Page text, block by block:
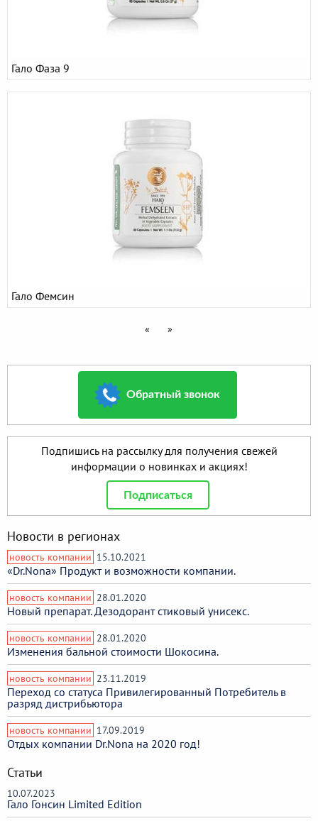
Гало Фаза 9
Гало Фемсин
« »
Обратный звонок
Подпишись на рассылку для получения свежей
информации о новинках и акциях!
Подписаться
Новости в регионах
новость компании 15.10.2021
«Dr.Nona» Продукт и возможности компании.
новость компании 28.01.2020
Новый препарат. Дезодорант стиковый унисекс.
новость компании 28.01.2020
Изменения бальной стоимости Шокосина.
новость компании 23.11.2019
Переход со статуса Привилегированный Потребитель в
разряд дистрибьютора
новость компании 17.09.2019
Отдых компании Dr.Nona на 2020 год!
Статьи
10.07.2023
Гало Гонсин Limited Edition